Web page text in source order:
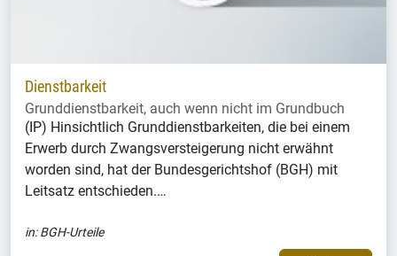
Dienstbarkeit
Grunddienstbarkeit, auch wenn nicht im Grundbuch
(IP) Hinsichtlich Grunddienstbarkeiten, die bei einem
Erwerb durch Zwangsversteigerung nicht erwähnt
worden sind, hat der Bundesgerichtshof (BGH) mit
Leitsatz entschieden.…
in:BGH-Urteile